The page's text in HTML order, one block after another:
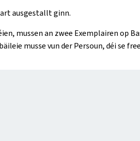
ausgestallt ginn.
mussen an zwee Exemplairen op
musse vun der Persoun, déi se